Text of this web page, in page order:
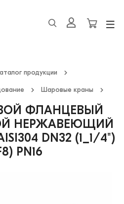
продукции
Шаровые краны
ФЛАНЦЕВЫЙ
НЕРЖАВЕЮЩИЙ
DN32 (1_1/4")
PN16